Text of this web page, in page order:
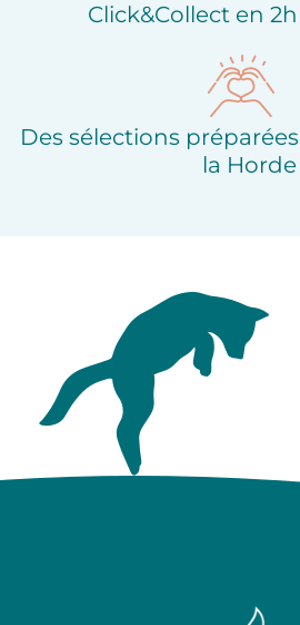
Click&Collect en
Des sélections
la Horde